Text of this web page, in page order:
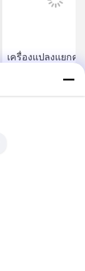
เครื่องแปลงแยกค
สูงที่มีการทํางานต่
ประเภท H (180